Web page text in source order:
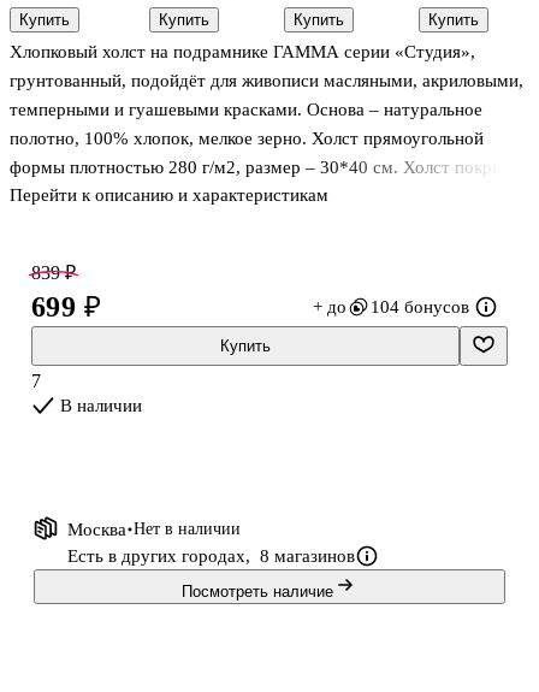
Хлопковый холст на подрамнике ГАММА серии «Студия»,
грунтованный, подойдёт для живописи масляными, акриловыми,
темперными и гуашевыми красками. Основа – натуральное
полотно, 100% хлопок, мелкое зерно. Холст прямоугольной
формы плотностью 280 г/м2, размер – 30*40 см. Холст покрыт
акриловым грунтом, а подрамник выполнен из сосны.
начинающим и профессиональным художникам.
• плотность 280 г/м²;
• 100% хлопок;
• акриловый трёхслойный грунт;
Перейти к описанию и характеристикам
120мл ЗХК
Купить
"Студия",
40*40см,
100%
хлопок, 400г/
зерно
Купить
на оргалите,
20 х 30 см
Купить
«Сонет», 12
цветов
Купить
839 ₽
699 ₽ + до 104 бонусов
Купить
7
В наличии
Москва Нет в наличии
Есть в других городах, 8 магазинов
Посмотреть наличие